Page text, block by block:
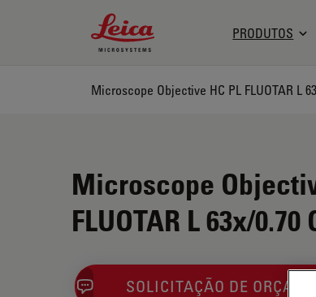
Leica Microsystems Logo
PRODUTOS
Microscope Objective HC PL FLUOTAR L
Microscope
FLUOTAR L 63x/0.70
SOLICITAÇÃO DE